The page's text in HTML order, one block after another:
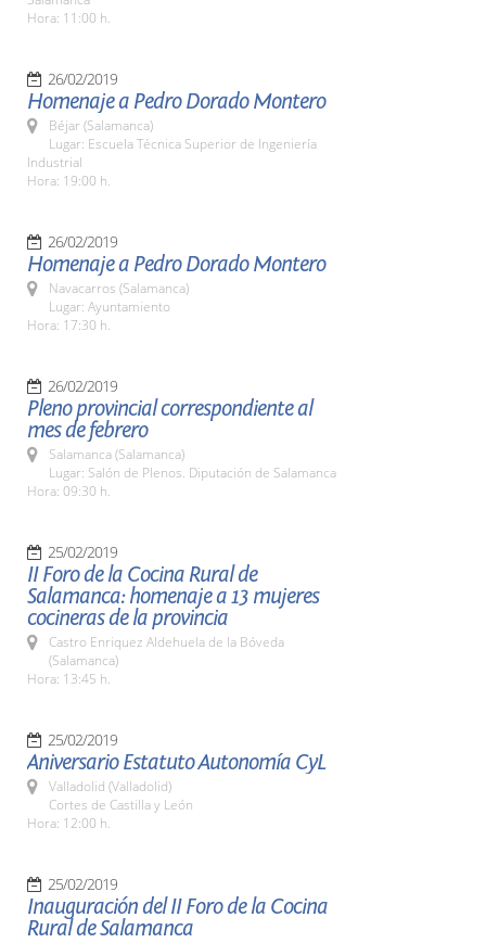
Hora: 11:00 h.
26/02/2019
Homenaje a Pedro Dorado Montero
Béjar (Salamanca)
Lugar: Escuela Técnica Superior de Ingeniería
Industrial
Hora: 19:00 h.
26/02/2019
Homenaje a Pedro Dorado Montero
Navacarros (Salamanca)
Lugar: Ayuntamiento
Hora: 17:30 h.
26/02/2019
Pleno provincial correspondiente al
mes de febrero
Salamanca (Salamanca)
Lugar: Salón de Plenos. Diputación de Salamanca
Hora: 09:30 h.
25/02/2019
II Foro de la Cocina Rural de
Salamanca: homenaje a 13 mujeres
cocineras de la provincia
Castro Enriquez Aldehuela de la Bóveda
(Salamanca)
Hora: 13:45 h.
25/02/2019
Aniversario Estatuto Autonomía CyL
Valladolid (Valladolid)
Cortes de Castilla y León
Hora: 12:00 h.
25/02/2019
Inauguración del II Foro de la Cocina
Rural de Salamanca